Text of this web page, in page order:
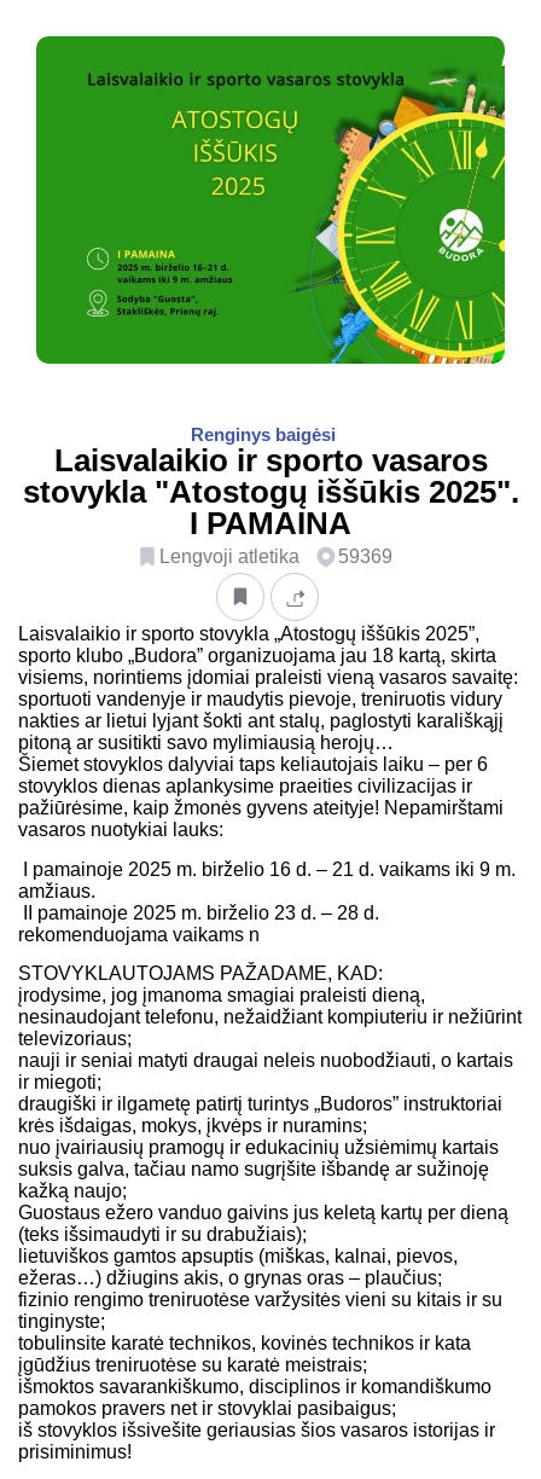
Renginys baigėsi
Laisvalaikio ir sporto vasaros
stovykla "Atostogų iššūkis 2025".
I PAMAINA
Lengvoji atletika 59369
Laisvalaikio ir sporto stovykla „Atostogų iššūkis 2025”,
sporto klubo „Budora” organizuojama jau 18 kartą, skirta
visiems, norintiems įdomiai praleisti vieną vasaros savaitę:
sportuoti vandenyje ir maudytis pievoje, treniruotis vidury
nakties ar lietui lyjant šokti ant stalų, paglostyti karališkąjį
pitoną ar susitikti savo mylimiausią herojų…
Šiemet stovyklos dalyviai taps keliautojais laiku – per 6
stovyklos dienas aplankysime praeities civilizacijas ir
pažiūrėsime, kaip žmonės gyvens ateityje! Nepamirštami
vasaros nuotykiai lauks:
I pamainoje 2025 m. birželio 16 d. – 21 d. vaikams iki 9 m.
amžiaus.
II pamainoje 2025 m. birželio 23 d. – 28 d.
rekomenduojama vaikams n
STOVYKLAUTOJAMS PAŽADAME, KAD:
įrodysime, jog įmanoma smagiai praleisti dieną,
nesinaudojant telefonu, nežaidžiant kompiuteriu ir nežiūrint
televizoriaus;
nauji ir seniai matyti draugai neleis nuobodžiauti, o kartais
ir miegoti;
draugiški ir ilgametę patirtį turintys „Budoros” instruktoriai
krės išdaigas, mokys, įkvėps ir nuramins;
nuo įvairiausių pramogų ir edukacinių užsiėmimų kartais
suksis galva, tačiau namo sugrįšite išbandę ar sužinoję
kažką naujo;
Guostaus ežero vanduo gaivins jus keletą kartų per dieną
(teks išsimaudyti ir su drabužiais);
lietuviškos gamtos apsuptis (miškas, kalnai, pievos,
ežeras…) džiugins akis, o grynas oras – plaučius;
fizinio rengimo treniruotėse varžysitės vieni su kitais ir su
tinginyste;
tobulinsite karatė technikos, kovinės technikos ir kata
įgūdžius treniruotėse su karatė meistrais;
išmoktos savarankiškumo, disciplinos ir komandiškumo
pamokos pravers net ir stovyklai pasibaigus;
iš stovyklos išsivešite geriausias šios vasaros istorijas ir
prisiminimus!